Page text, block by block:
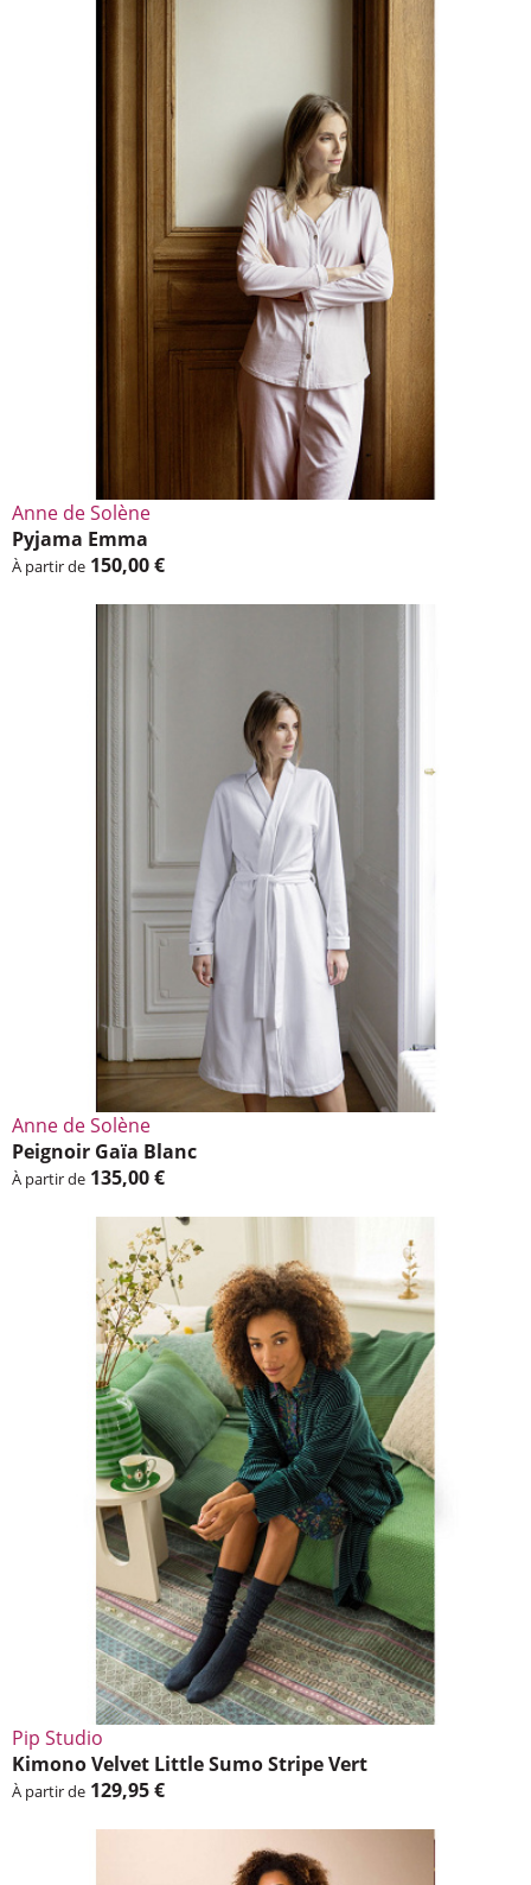
Anne de Solène
Pyjama Emma
À partir de 150,00 €
Anne de Solène
Peignoir Gaïa Blanc
À partir de 135,00 €
Pip Studio
Kimono Velvet Little Sumo Stripe Vert
À partir de 129,95 €